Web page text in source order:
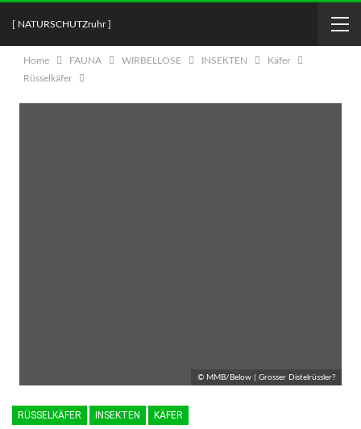
[ NATURSCHUTZruhr ]
Home FAUNA WIRBELLOSE INSEKTEN
Käfer
Rüsselkäfer
© MMB/Below | Grosser Distelrüssler?
RÜSSELKÄFER INSEKTEN KÄFER